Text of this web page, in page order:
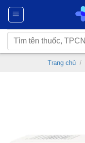
Chuyển
nội
dung
Tìm
kiếm:
Trang chủ /